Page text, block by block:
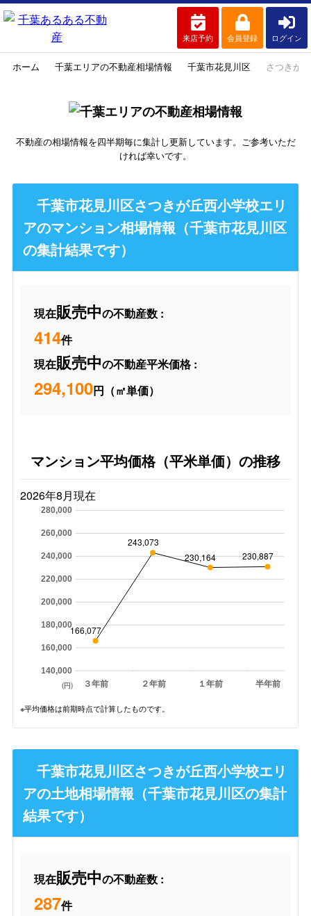
来店予約 会員登録 ログイン
ホーム 千葉エリアの不動産相場情報 千葉市花見川区 さつきが
不動産の相場情報を四半期毎に集計し更新しています。ご参考いただ
ければ幸いです。
千葉市花見川区さつきが丘西小学校エリ
アのマンション相場情報（千葉市花見川区
の集計結果です）
現在販売中の不動産数 :
414件
現在販売中の不動産平米価格 :
294,100円（㎡単価）
マンション平均価格（平米単価）の推移
2026年8月現在
３年前 ２年前 １年前 半年前
140,000
160,000
180,000
200,000
220,000
240,000
260,000
280,000
166,077
243,073
230,164
230,887
(円)
※平均価格は前期時点で計算したものです。
千葉市花見川区さつきが丘西小学校エリ
アの土地相場情報（千葉市花見川区の集計
結果です）
現在販売中の不動産数 :
287件